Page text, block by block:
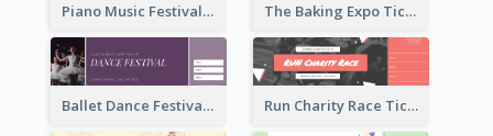
Piano Music Festival Ticket The Baking Expo Ticket
Ballet Dance Festival Ticket Run Charity Race Ticket